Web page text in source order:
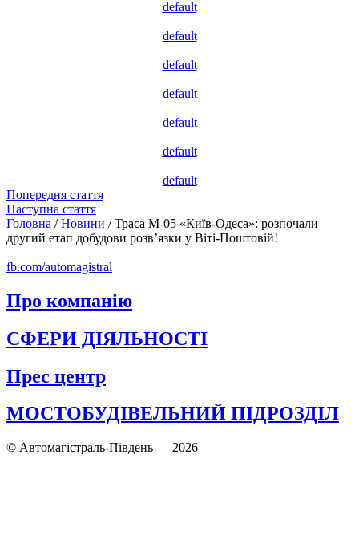
default
default
default
default
default
default
default
Попередня стаття
Наступна стаття
Головна / Новини / Траса М-05 «Київ-Одеса»: розпочали
другий етап добудови розв’язки у Віті-Поштовій!
fb.com/automagistral
Про компанію
СФЕРИ ДІЯЛЬНОСТІ
Прес центр
МОСТОБУДІВЕЛЬНИЙ ПІДРОЗДІЛ
© Автомагістраль-Південь — 2026